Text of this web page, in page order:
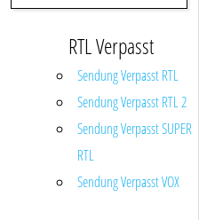
RTL Verpasst
Sendung Verpasst RTL
Sendung Verpasst RTL 2
Sendung Verpasst SUPER
RTL
Sendung Verpasst VOX